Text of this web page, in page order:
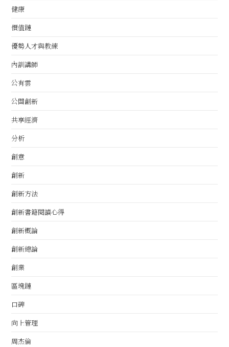
健康
價值鏈
優勢人才與教練
內訓講師
公有雲
公關創新
共享經濟
分析
創意
創新
創新方法
創新書籍閱讀心得
創新概論
創新總論
創業
區塊鏈
口碑
向上管理
周杰倫